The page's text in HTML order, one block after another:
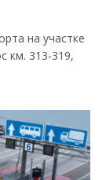
на участке
км. 313-319,